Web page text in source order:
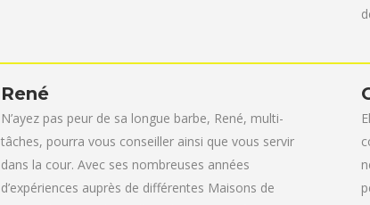
René
N’ayez pas peur de sa longue barbe, René, multi-
tâches, pourra vous conseiller ainsi que vous servir
dans la cour. Avec ses nombreuses années
d’expériences auprès de différentes Maisons de